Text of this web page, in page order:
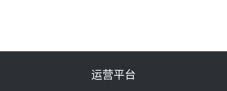
规模化助力构建绿色低碳电力供给
运营平台